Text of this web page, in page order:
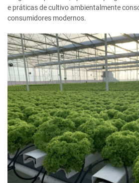
e práticas de cultivo ambientalmente
consumidores modernos.